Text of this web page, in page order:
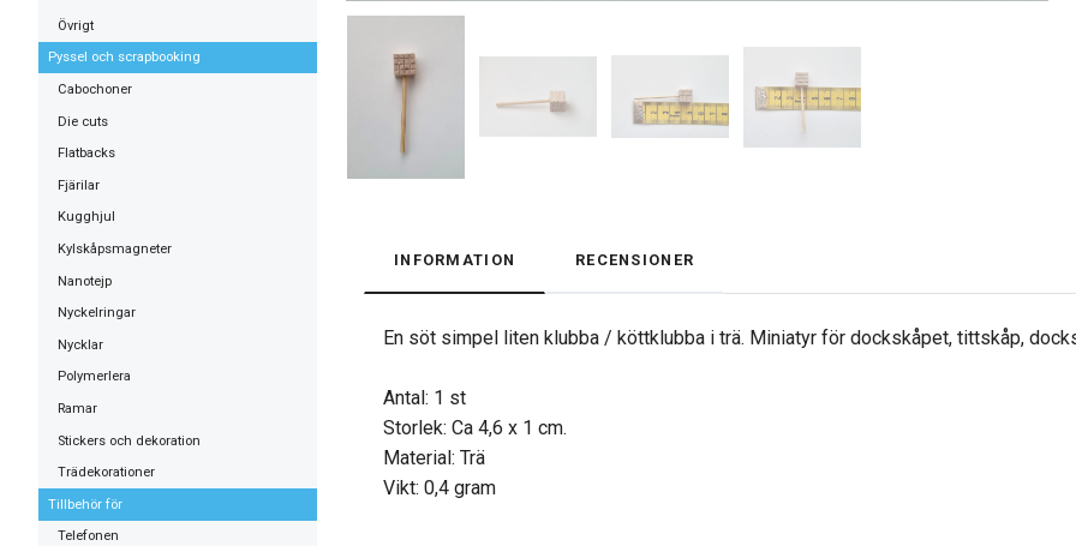
Övrigt
Pyssel och scrapbooking
Cabochoner
Die cuts
Flatbacks
Fjärilar
Kugghjul
Kylskåpsmagneter
Nanotejp
Nyckelringar
Nycklar
Polymerlera
Ramar
Stickers och dekoration
Trädekorationer
Tillbehör för
Telefonen
INFORMATION RECENSIONER
En söt simpel liten klubba / köttklubba i trä. Miniatyr för dockskåpet, tittskåp,
Antal: 1 st
Storlek: Ca 4,6 x 1 cm.
Material: Trä
Vikt: 0,4 gram